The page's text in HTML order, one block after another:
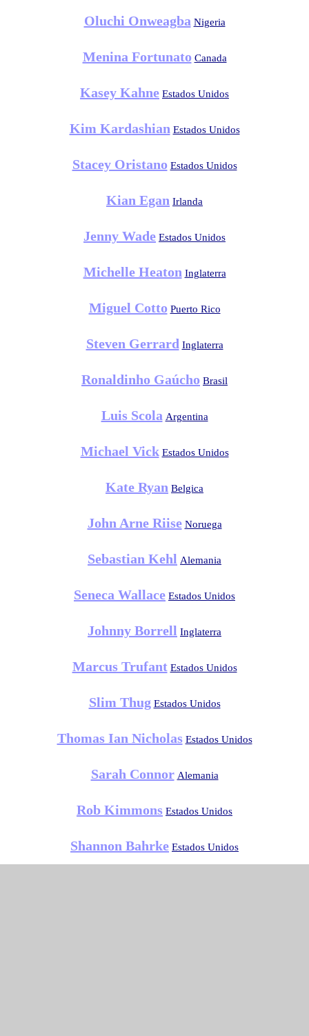
Oluchi Onweagba Nigeria
Menina Fortunato Canada
Kasey Kahne Estados Unidos
Kim Kardashian Estados Unidos
Stacey Oristano Estados Unidos
Kian Egan Irlanda
Jenny Wade Estados Unidos
Michelle Heaton Inglaterra
Miguel Cotto Puerto Rico
Steven Gerrard Inglaterra
Ronaldinho Gaúcho Brasil
Luis Scola Argentina
Michael Vick Estados Unidos
Kate Ryan Belgica
John Arne Riise Noruega
Sebastian Kehl Alemania
Seneca Wallace Estados Unidos
Johnny Borrell Inglaterra
Marcus Trufant Estados Unidos
Slim Thug Estados Unidos
Thomas Ian Nicholas Estados Unidos
Sarah Connor Alemania
Rob Kimmons Estados Unidos
Shannon Bahrke Estados Unidos